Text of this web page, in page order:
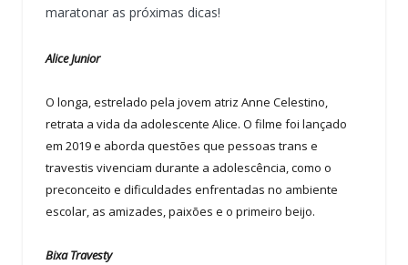
maratonar as próximas dicas!
Alice Junior
O longa, estrelado pela jovem atriz Anne Celestino,
retrata a vida da adolescente Alice. O filme foi lançado
em 2019 e aborda questões que pessoas trans e
travestis vivenciam durante a adolescência, como o
preconceito e dificuldades enfrentadas no ambiente
escolar, as amizades, paixões e o primeiro beijo.
Bixa Travesty